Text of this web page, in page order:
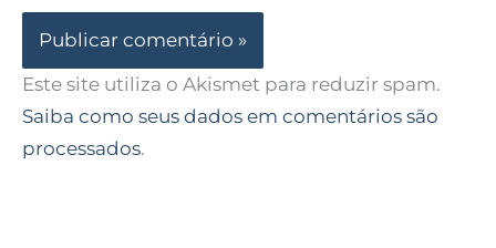
Este site utiliza o Akismet para reduzir spam.
Saiba como seus dados em comentários são
processados.